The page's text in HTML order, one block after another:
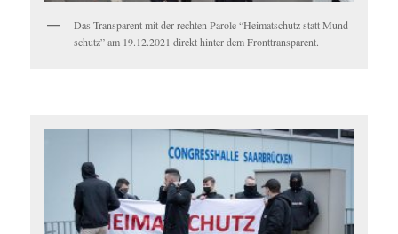
Das Trans­par­ent mit der recht­en Parole “Heimatschutz statt Mund­
schutz” am 19.12.2021 direkt hin­ter dem Fronttransparent.